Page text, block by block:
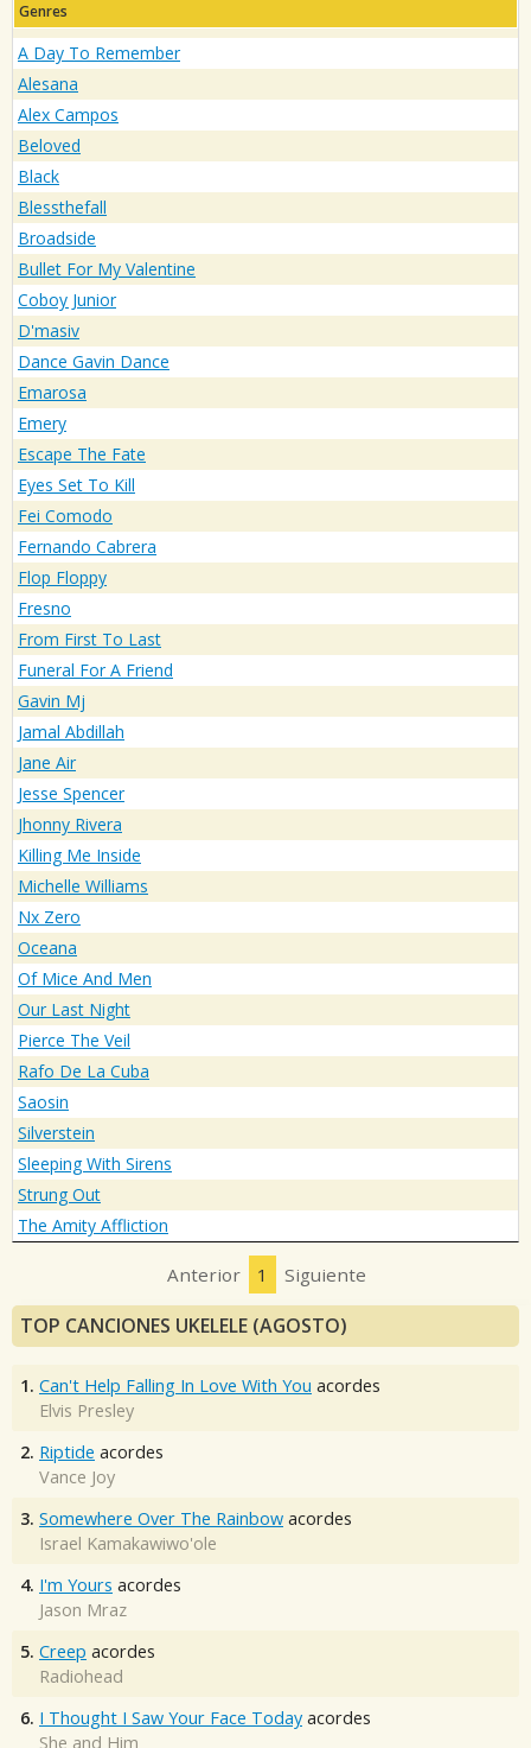
Genres
A Day To Remember
Alesana
Alex Campos
Beloved
Black
Blessthefall
Broadside
Bullet For My Valentine
Coboy Junior
D'masiv
Dance Gavin Dance
Emarosa
Emery
Escape The Fate
Eyes Set To Kill
Fei Comodo
Fernando Cabrera
Flop Floppy
Fresno
From First To Last
Funeral For A Friend
Gavin Mj
Jamal Abdillah
Jane Air
Jesse Spencer
Jhonny Rivera
Killing Me Inside
Michelle Williams
Nx Zero
Oceana
Of Mice And Men
Our Last Night
Pierce The Veil
Rafo De La Cuba
Saosin
Silverstein
Sleeping With Sirens
Strung Out
The Amity Affliction
Anterior 1 Siguiente
TOP CANCIONES UKELELE (AGOSTO)
1. Can't Help Falling In Love With You acordes
Elvis Presley
2. Riptide acordes
Vance Joy
3. Somewhere Over The Rainbow acordes
Israel Kamakawiwo'ole
4. I'm Yours acordes
Jason Mraz
5. Creep acordes
Radiohead
6. I Thought I Saw Your Face Today acordes
She and Him